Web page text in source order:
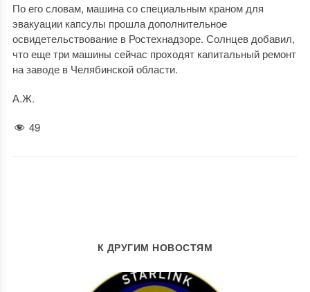
По его словам, машина со специальным краном для
эвакуации капсулы прошла дополнительное
освидетельствование в Ростехнадзоре. Солнцев добавил,
что еще три машины сейчас проходят капитальный ремонт
на заводе в Челябинской области.
А.Ж.
49
К ДРУГИМ НОВОСТЯМ